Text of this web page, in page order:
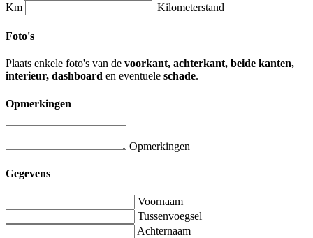
Km
Kilometerstand
Foto's
Plaats enkele foto's van de voorkant, achterkant, beide kanten,
interieur, dashboard en eventuele schade.
Opmerkingen
Opmerkingen
Gegevens
Voornaam
Tussenvoegsel
Achternaam